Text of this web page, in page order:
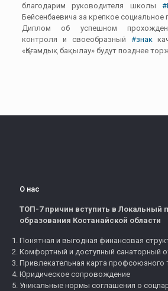
благодарим руководителя школы
Бейсенбаевича за крепкое социальное
Диплом об успешном
контроля и своеобразный #знак
«Қоғамдық бақылау» будут позднее
О нас
ТОП-7 причин вступить в Локальный
образования Костанайской области
Понятная и выгодная финансовая
Комфортный и доступный санаторный
Привлекательная карта профсоюзного
Юридическое сопровождение
Уникальные нормы соглашения о